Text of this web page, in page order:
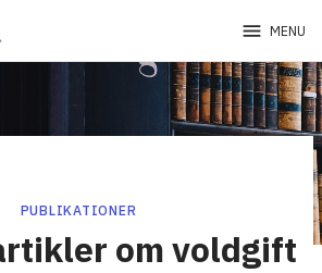
menu MENU
PUBLIKATIONER
om voldgift